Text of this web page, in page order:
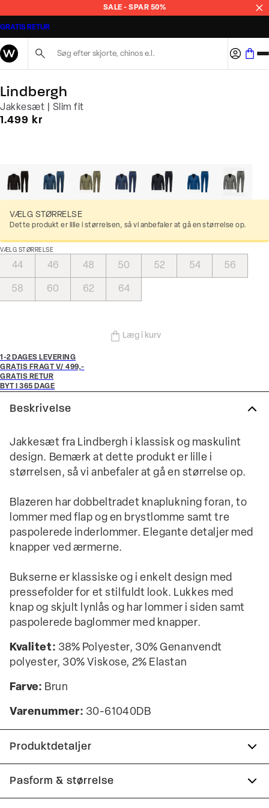
SALE - SPAR 50%
GRATIS RETUR
Lindbergh
Jakkesæt | Slim fit
I alt (inkl. rabat)
1.499 kr
VÆLG STØRRELSE
Dette produkt er lille i størrelsen, så vi anbefaler at gå en størrelse op.
VÆLG STØRRELSE
44 46 48 50 52 54 56
58 60 62 64
Læg i kurv
1-2 DAGES LEVERING
GRATIS FRAGT V/ 499,-
GRATIS RETUR
BYT I 365 DAGE
Beskrivelse
Jakkesæt fra Lindbergh i klassisk og maskulint
design. Bemærk at dette produkt er lille i
størrelsen, så vi anbefaler at gå en størrelse op.
Blazeren har dobbeltradet knaplukning foran, to
lommer med flap og en brystlomme samt tre
paspolerede inderlommer. Elegante detaljer med
knapper ved ærmerne.
Bukserne er klassiske og i enkelt design med
pressefolder for et stilfuldt look. Lukkes med
knap og skjult lynlås og har lommer i siden samt
paspolerede baglommer med knapper.
Kvalitet: 38% Polyester, 30% Genanvendt
polyester, 30% Viskose, 2% Elastan
Farve: Brun
Varenummer: 30-61040DB
Produktdetaljer
Jakken har dobbeltslids.
To lommer samt en brystlomme foran.
Pasform & størrelse